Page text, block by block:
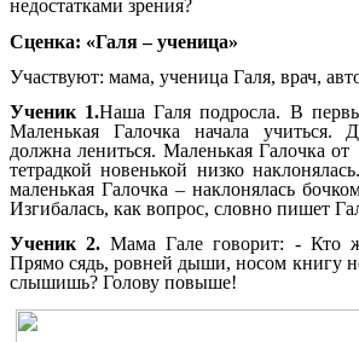
недостатками зрения?
Сценка: «Галя – ученица»
Участвуют: мама, ученица Галя, врач,
Ученик 1.Наша Галя подросла. В
Маленькая Галочка начала учиться.
должна лениться. Маленькая Галочка
тетрадкой новенькой низко
маленькая Галочка – наклонялась
Изгибалась, как вопрос, словно пишет
Ученик 2. Мама Гале говорит: - Кто
Прямо сядь, ровней дыши, носом книгу
слышишь? Голову повыше!